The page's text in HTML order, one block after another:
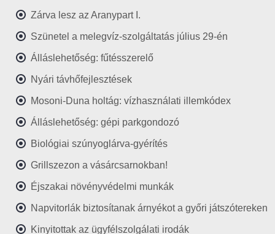
Zárva lesz az Aranypart I.
Szünetel a melegvíz-szolgáltatás július 29-én
Álláslehetőség: fűtésszerelő
Nyári távhőfejlesztések
Mosoni-Duna holtág: vízhasználati illemkódex
Álláslehetőség: gépi parkgondozó
Biológiai szúnyoglárva-gyérítés
Grillszezon a vásárcsarnokban!
Éjszakai növényvédelmi munkák
Napvitorlák biztosítanak árnyékot a győri játszótereken
Kinyitottak az ügyfélszolgálati irodák